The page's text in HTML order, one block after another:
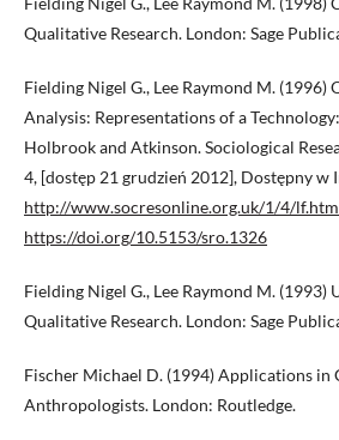
Qualitative Research. London: Sage
Fielding Nigel G., Lee Raymond M. (1996)
Analysis: Representations of a
Holbrook and Atkinson. Sociological
4, [dostęp 21 grudzień 2012], Dostępny w
http://www.socresonline.org.uk/1/4/
https://doi.org/10.5153/sro.1326
Fielding Nigel G., Lee Raymond M. (1993)
Qualitative Research. London: Sage
Fischer Michael D. (1994) Applications in
Anthropologists. London: Routledge.